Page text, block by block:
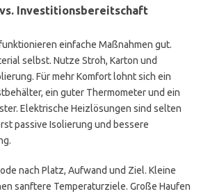
Investitionsbereitschaft
einfache Maßnahmen gut.
selbst. Nutze Stroh, Karton und
Für mehr Komfort lohnt sich ein
ein guter Thermometer und ein
Elektrische Heizlösungen sind selten
passive Isolierung und bessere
nach Platz, Aufwand und Ziel. Kleine
sanftere Temperaturziele. Große Haufen